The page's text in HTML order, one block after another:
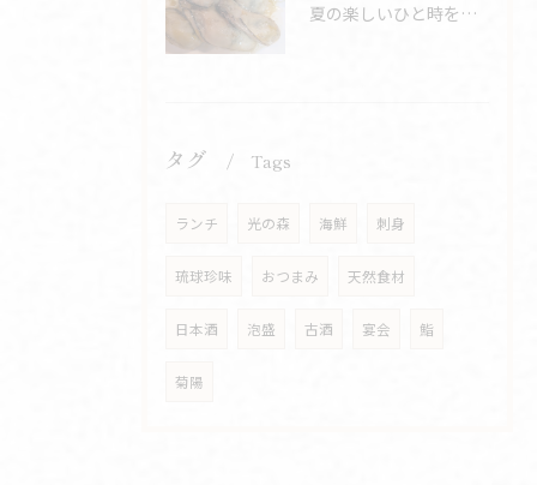
夏の楽しいひと時を共に過ごしましょう🐟✨
タグ Tags
ランチ 光の森 海鮮 刺身
琉球珍味 おつまみ 天然食材
日本酒 泡盛 古酒 宴会 鮨
菊陽